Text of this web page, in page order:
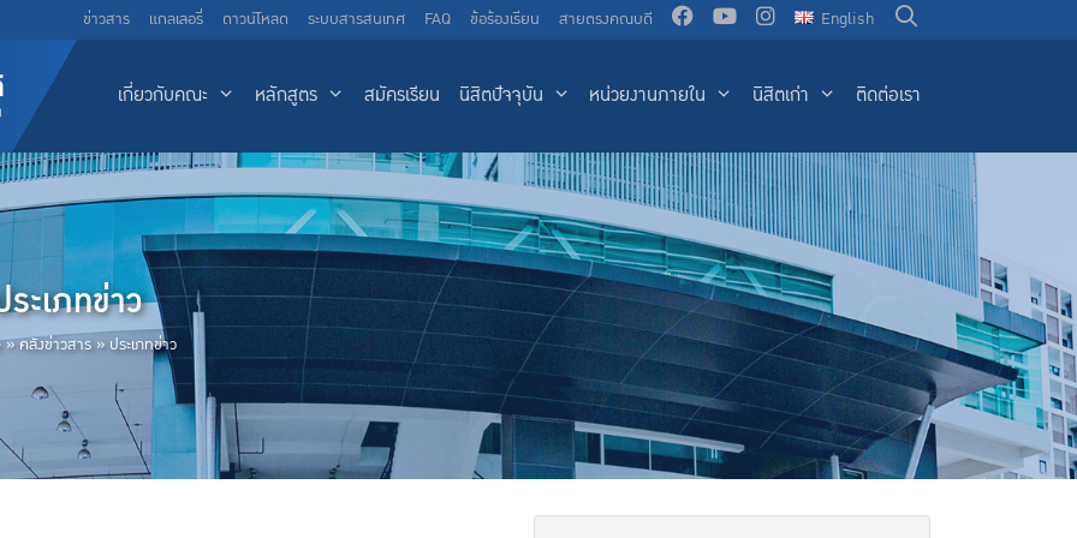
ข่าวสาร แกลเลอรี่ ดาวน์โหลด ระบบสารสนเทศ FAQ ข้อร้องเรียน สายตรงคณบดี English
เกี่ยวกับคณะ หลักสูตร สมัครเรียน นิสิตปัจจุบัน หน่วยงานภายใน นิสิตเก่า ติดต่อเรา
ะเภทข่าว
»คลังข่าวสาร » ประเภทข่าว